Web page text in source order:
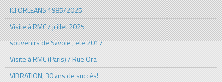
ICI ORLEANS 1985/2025
Visite à RMC / juillet 2025
souvenirs de Savoie , été 2017
Visite à RMC (Paris) / Rue Ora
VIBRATION, 30 ans de succés!